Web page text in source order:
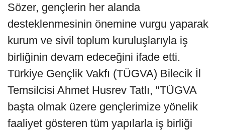
Sözer, gençlerin her alanda
desteklenmesinin önemine vurgu yaparak
kurum ve sivil toplum kuruluşlarıyla iş
birliğinin devam edeceğini ifade etti.
Türkiye Gençlik Vakfı (TÜGVA) Bilecik İl
Temsilcisi Ahmet Husrev Tatlı, "TÜGVA
başta olmak üzere gençlerimize yönelik
faaliyet gösteren tüm yapılarla iş birliği